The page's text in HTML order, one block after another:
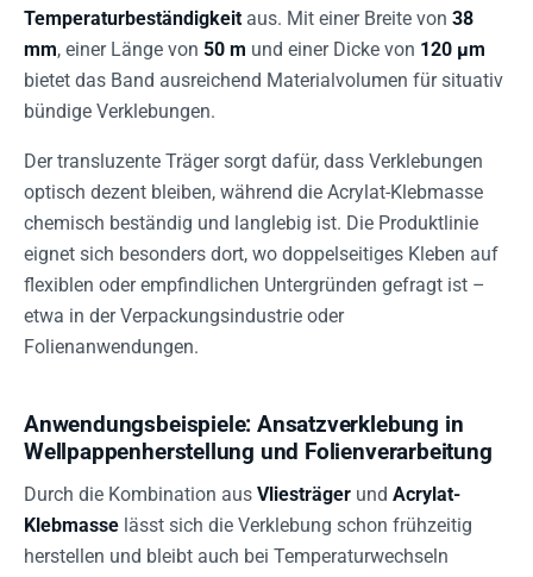
Temperaturbeständigkeit aus. Mit einer Breite von 38
mm, einer Länge von 50 m und einer Dicke von 120 µm
bietet das Band ausreichend Materialvolumen für situativ
bündige Verklebungen.
Der transluzente Träger sorgt dafür, dass Verklebungen
optisch dezent bleiben, während die Acrylat-Klebmasse
chemisch beständig und langlebig ist. Die Produktlinie
eignet sich besonders dort, wo doppelseitiges Kleben auf
flexiblen oder empfindlichen Untergründen gefragt ist –
etwa in der Verpackungsindustrie oder
Folienanwendungen.
Anwendungsbeispiele: Ansatzverklebung in
Wellpappenherstellung und Folienverarbeitung
Durch die Kombination aus Vliesträger und Acrylat-
Klebmasse lässt sich die Verklebung schon frühzeitig
herstellen und bleibt auch bei Temperaturwechseln